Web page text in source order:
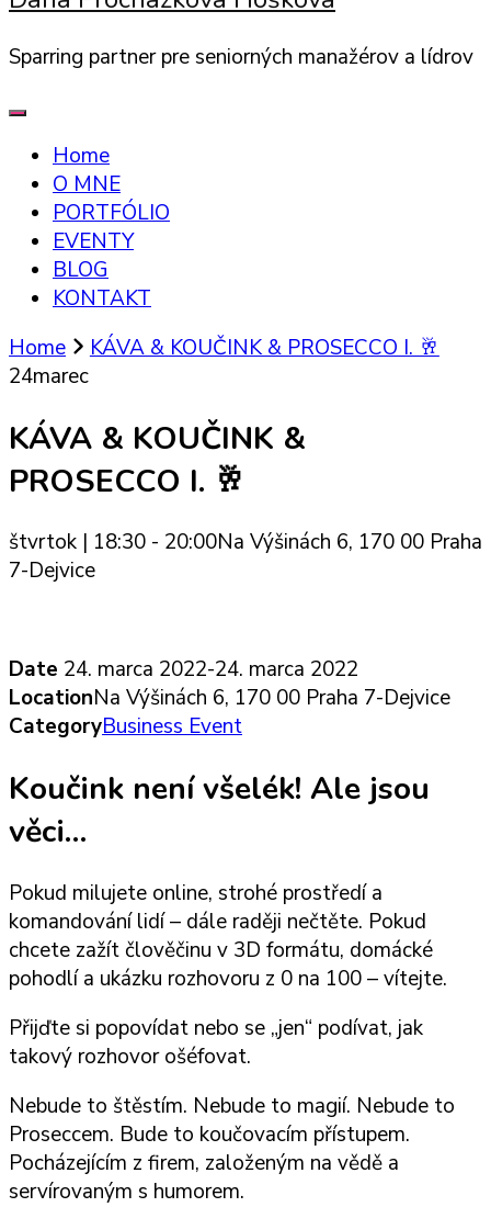
Sparring partner pre seniorných manažérov a lídrov
Home
O MNE
PORTFÓLIO
EVENTY
BLOG
KONTAKT
Home
KÁVA & KOUČINK & PROSECCO I. 🥂
24marec
KÁVA & KOUČINK &
PROSECCO I. 🥂
štvrtok | 18:30 - 20:00Na Výšinách 6, 170 00 Praha
7-Dejvice
Date 24. marca 2022-24. marca 2022
LocationNa Výšinách 6, 170 00 Praha 7-Dejvice
CategoryBusiness Event
Koučink není všelék! Ale jsou
věci…
Pokud milujete online, strohé prostředí a
komandování lidí – dále raději nečtěte. Pokud
chcete zažít člověčinu v 3D formátu, domácké
pohodlí a ukázku rozhovoru z 0 na 100 – vítejte.
Přijďte si popovídat nebo se „jen“ podívat, jak
takový rozhovor ošéfovat.
Nebude to štěstím. Nebude to magií. Nebude to
Proseccem. Bude to koučovacím přístupem.
Pocházejícím z firem, založeným na vědě a
servírovaným s humorem.